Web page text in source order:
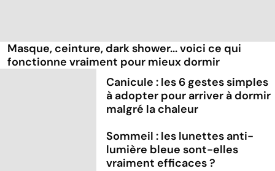
Masque, ceinture, dark shower... voici ce qui
fonctionne vraiment pour mieux dormir
Canicule : les 6 gestes simples
à adopter pour arriver à dormir
malgré la chaleur
Sommeil : les lunettes anti-
lumière bleue sont-elles
vraiment efficaces ?